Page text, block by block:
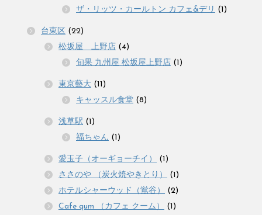
ザ・リッツ・カールトン カフェ&デリ (1)
台東区 (22)
松坂屋 上野店 (4)
旬果 九州屋 松坂屋上野店 (1)
東京藝大 (11)
キャッスル食堂 (8)
浅草駅 (1)
福ちゃん (1)
愛玉子（オーギョーチイ）
(1)
ささのや （炭火焼やきとり）
(1)
ホテルシャーウッド（鴬谷）
(2)
Cafe qum （カフェ クーム）
(1)